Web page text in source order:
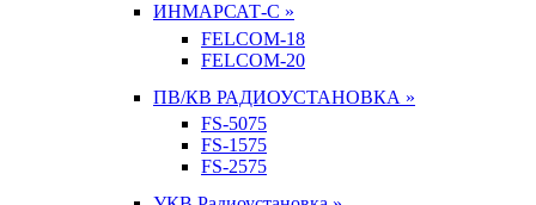
ИНМАРСАТ-С »
FELCOM-18
FELCOM-20
ПВ/КВ РАДИОУСТАНОВКА »
FS-5075
FS-1575
FS-2575